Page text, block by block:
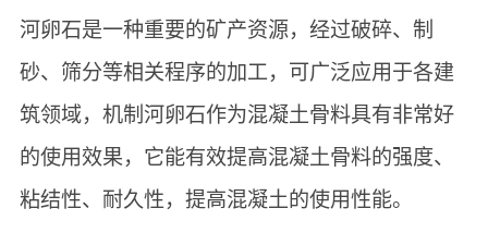
河卵石是一种重要的矿产资源，经过破碎、制
砂、筛分等相关程序的加工，可广泛应用于各建
筑领域，机制河卵石作为混凝土骨料具有非常好
的使用效果，它能有效提高混凝土骨料的强度、
粘结性、耐久性，提高混凝土的使用性能。